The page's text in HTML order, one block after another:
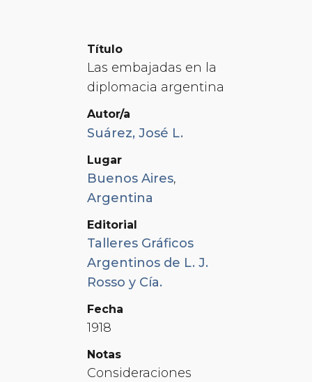
Título
Las embajadas en la
diplomacia argentina
Autor/a
Suárez, José L.
Lugar
Buenos Aires,
Argentina
Editorial
Talleres Gráficos
Argentinos de L. J.
Rosso y Cía.
Fecha
1918
Notas
Consideraciones